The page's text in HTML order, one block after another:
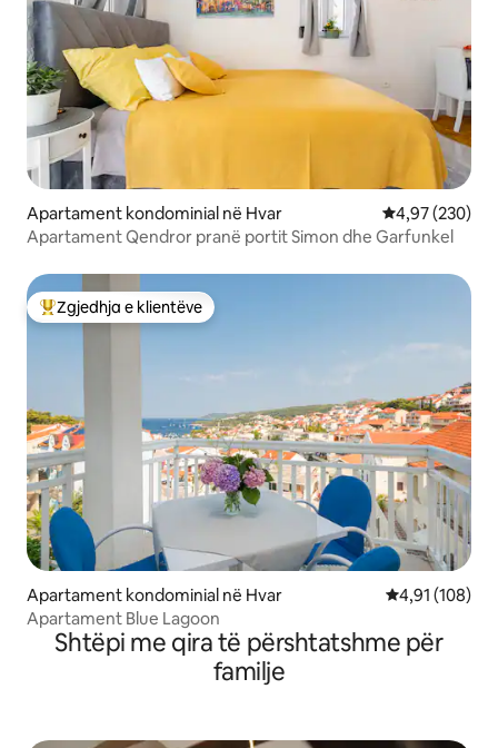
Apartament kondominial në Hvar Vlerësimi
4,97 (230)
Apartament Qendror pranë portit Simon dhe Garfunkel
Më të mirat e zgjedhjeve të klientëve
Zgjedhja e klientëve
Apartament kondominial në Hvar Vlerësimi
4,91 (108)
Apartament Blue Lagoon
Shtëpi me qira të përshtatshme për
familje